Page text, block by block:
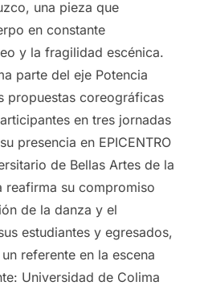
una pieza que
en constante
y la fragilidad escénica.
parte del eje Potencia
propuestas coreográficas
en tres jornadas
presencia en EPICENTRO
de Bellas Artes de la
reafirma su compromiso
de la danza y el
estudiantes y egresados,
referente en la escena
Universidad de Colima